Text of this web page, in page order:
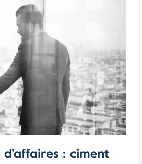
d’affaires : ciment